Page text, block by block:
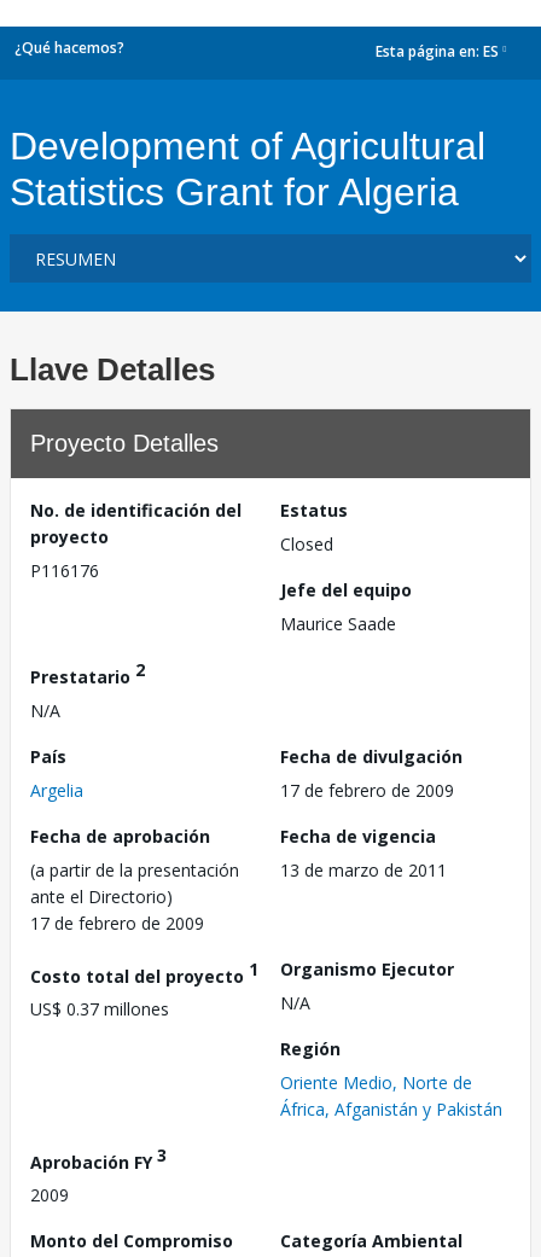
¿Qué hacemos? Esta página en: ES
Development of Agricultural
Statistics Grant for Algeria
Llave Detalles
Proyecto Detalles
No. de identificación del
proyecto
P116176
Estatus
Closed
Jefe del equipo
Maurice Saade
Prestatario 2
N/A
País
Argelia
Fecha de divulgación
17 de febrero de 2009
Fecha de aprobación
(a partir de la presentación
ante el Directorio)
17 de febrero de 2009
Fecha de vigencia
13 de marzo de 2011
Costo total del proyecto 1
US$ 0.37 millones
Organismo Ejecutor
N/A
Región
Oriente Medio, Norte de
África, Afganistán y Pakistán
Aprobación FY3
2009
Monto del Compromiso
Categoría Ambiental